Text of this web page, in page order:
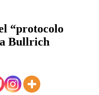
“protocolo
Bullrich